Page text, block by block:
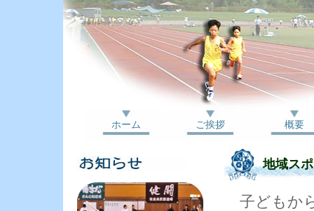
ホーム ご挨拶 概要
地域ス
子どもか